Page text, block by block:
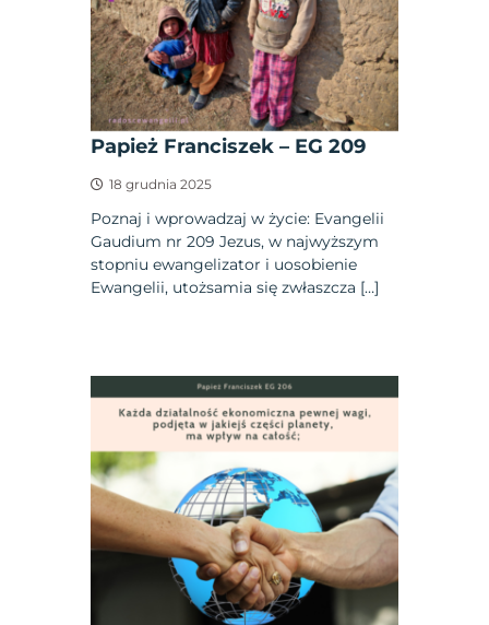
Papież Franciszek – EG 209
18 grudnia 2025
Poznaj i wprowadzaj w życie: Evangelii
Gaudium nr 209 Jezus, w najwyższym
stopniu ewangelizator i uosobienie
Ewangelii, utożsamia się zwłaszcza […]